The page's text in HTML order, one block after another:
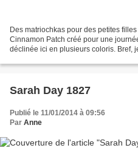
Des matriochkas pour des petites
Cinnamon Patch créé pour une
déclinée ici en plusieurs coloris. Bref,
Sarah Day 1827
Publié le 11/01/2014 à 09:56
Par Anne